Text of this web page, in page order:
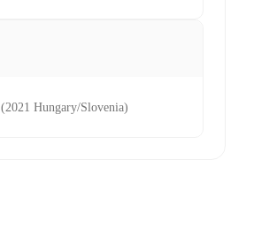
(2021 Hungary/Slovenia)